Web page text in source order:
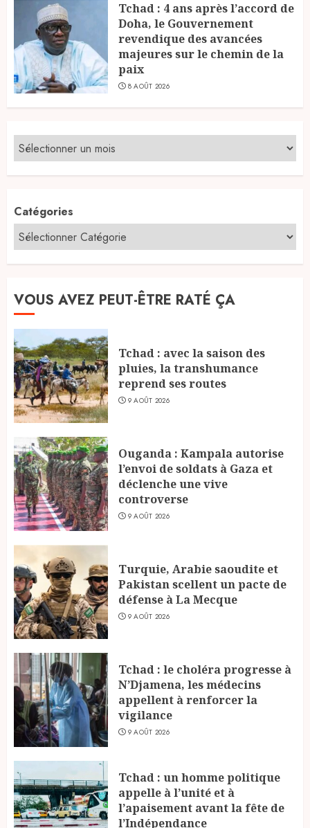
Tchad : 4 ans après l’accord de
Doha, le Gouvernement
revendique des avancées
majeures sur le chemin de la
paix
8 AOÛT 2026
Catégories
VOUS AVEZ PEUT-ÊTRE RATÉ ÇA
Tchad : avec la saison des
pluies, la transhumance
reprend ses routes
9 AOÛT 2026
Ouganda : Kampala autorise
l’envoi de soldats à Gaza et
déclenche une vive
controverse
9 AOÛT 2026
Turquie, Arabie saoudite et
Pakistan scellent un pacte de
défense à La Mecque
9 AOÛT 2026
Tchad : le choléra progresse à
N’Djamena, les médecins
appellent à renforcer la
vigilance
9 AOÛT 2026
Tchad : un homme politique
appelle à l’unité et à
l’apaisement avant la fête de
l’Indépendance